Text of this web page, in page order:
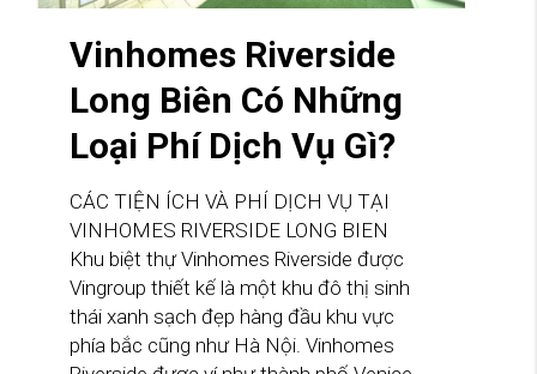
Vinhomes Riverside
Long Biên Có Những
Loại Phí Dịch Vụ Gì?
CÁC TIỆN ÍCH VÀ PHÍ DỊCH VỤ TẠI
VINHOMES RIVERSIDE LONG BIEN
Khu biệt thự Vinhomes Riverside được
Vingroup thiết kế là một khu đô thị sinh
thái xanh sạch đẹp hàng đầu khu vực
phía bắc cũng như Hà Nội. Vinhomes